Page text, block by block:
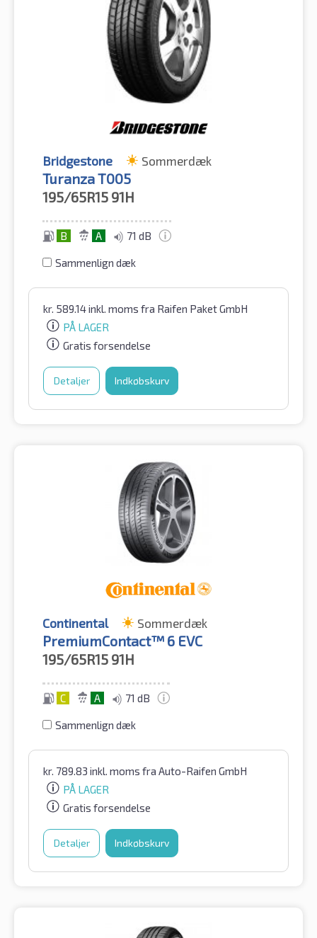
Bridgestone Sommerdæk
Turanza T005
195/65R15 91H
B A 71 dB
Sammenlign dæk
kr. 589.14inkl. moms fra Raifen Paket GmbH
PÅ LAGER
Gratis forsendelse
Detaljer Indkøbskurv
Continental Sommerdæk
PremiumContact™ 6 EVC
195/65R15 91H
C A 71 dB
Sammenlign dæk
kr. 789.83 inkl. moms fra Auto-Raifen GmbH
PÅ LAGER
Gratis forsendelse
Detaljer Indkøbskurv